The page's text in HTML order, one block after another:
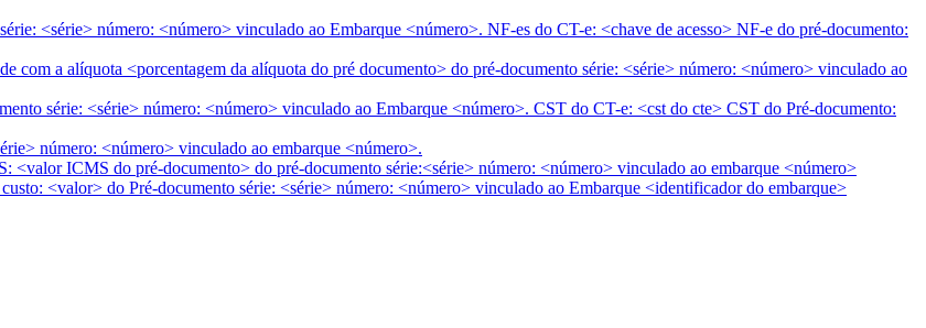
<série> número: <número> vinculado ao Embarque <número>. NF-es do CT-e: <chave de acesso> NF-e do pré-documento:
com a alíquota <porcentagem da alíquota do pré documento> do pré-documento série: <série> número: <número> vinculado ao
série: <série> número: <número> vinculado ao Embarque <número>. CST do CT-e: <cst do cte> CST do Pré-documento:
número: <número> vinculado ao embarque <número>.
ICMS do pré-documento> do pré-documento série:<série> número: <número> vinculado ao embarque <número>
<valor> do Pré-documento série: <série> número: <número> vinculado ao Embarque <identificador do embarque>